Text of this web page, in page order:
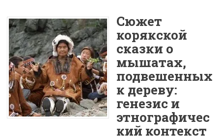
Сюжет
корякской
сказки о
мышатах,
подвешенных
к дереву:
генезис и
этнографичес
кий контекст